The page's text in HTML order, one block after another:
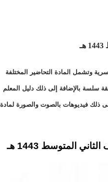
وتشمل المادة التحاضير المختلفة
سلسة بالإضافة إلى ذلك دليل المعلم
ذلك فيديوهات بالصوت والصورة لمادة
المتوسط 1443 هـ